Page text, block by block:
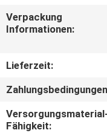
PRIVACY
POLICY
Verpackung
Informationen:
Lieferzeit:
Fähigkeit: